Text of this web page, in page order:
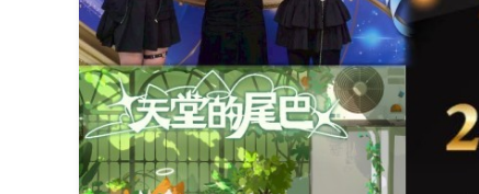
師生攜手磨練一個月！觀管系榮獲天籟盃
一銀彭仁主中國科大開講 解密AI時代的金
通識教育中心主辦「114學年度AI英文自
數據後的溫度：財金系傑出校友共議「人
森城建設股份有限公司捐贈 嘉惠行管系莘